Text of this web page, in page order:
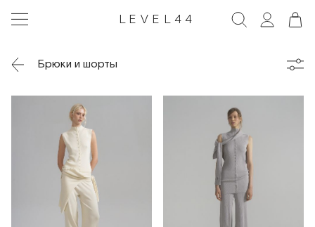
LEVEL44
Брюки и шорты